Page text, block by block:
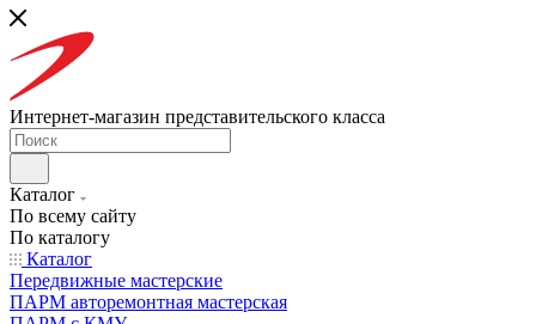
Интернет-магазин представительского класса
Каталог
По всему сайту
По каталогу
Каталог
Передвижные мастерские
ПАРМ авторемонтная мастерская